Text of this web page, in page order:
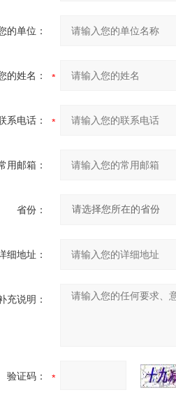
的单位：
的姓名：
系电话：
用邮箱：
省份：
细地址：
充说明：
验证码：